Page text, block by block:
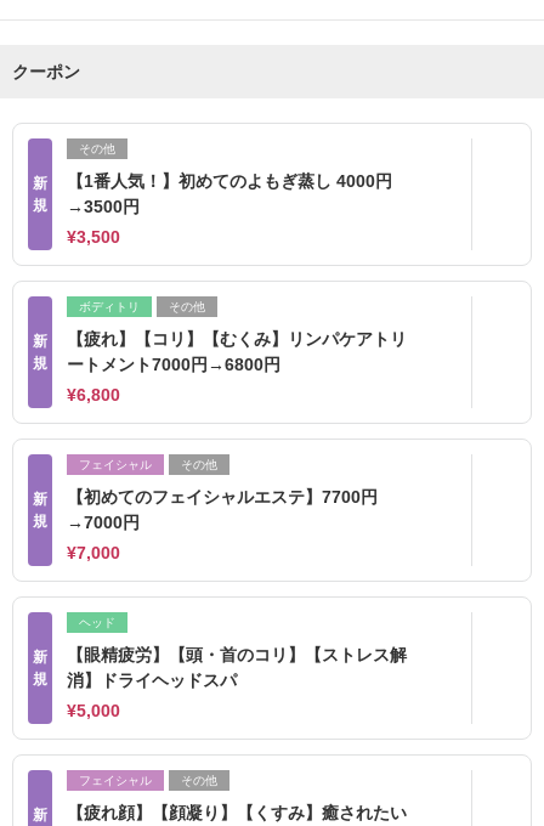
クーポン
新
規
その他
【1番人気！】初めてのよもぎ蒸し 4000円
→3500円
¥3,500
新
規
ボディトリ その他
【疲れ】【コリ】【むくみ】リンパケアトリ
ートメント7000円→6800円
¥6,800
新
規
フェイシャル その他
【初めてのフェイシャルエステ】7700円
→7000円
¥7,000
新
規
ヘッド
【眼精疲労】【頭・首のコリ】【ストレス解
消】ドライヘッドスパ
¥5,000
新
フェイシャル その他
【疲れ顔】【顔凝り】【くすみ】癒されたい